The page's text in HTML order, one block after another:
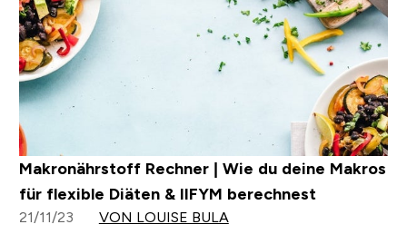
Makronährstoff Rechner | Wie du deine Makros
für flexible Diäten & IIFYM berechnest
21/11/23 VON LOUISE BULA